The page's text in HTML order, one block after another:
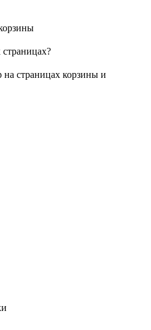
страницах?
страницах корзины и